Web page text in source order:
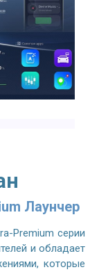
Лаунчер
Premium серии
и обладает
которые